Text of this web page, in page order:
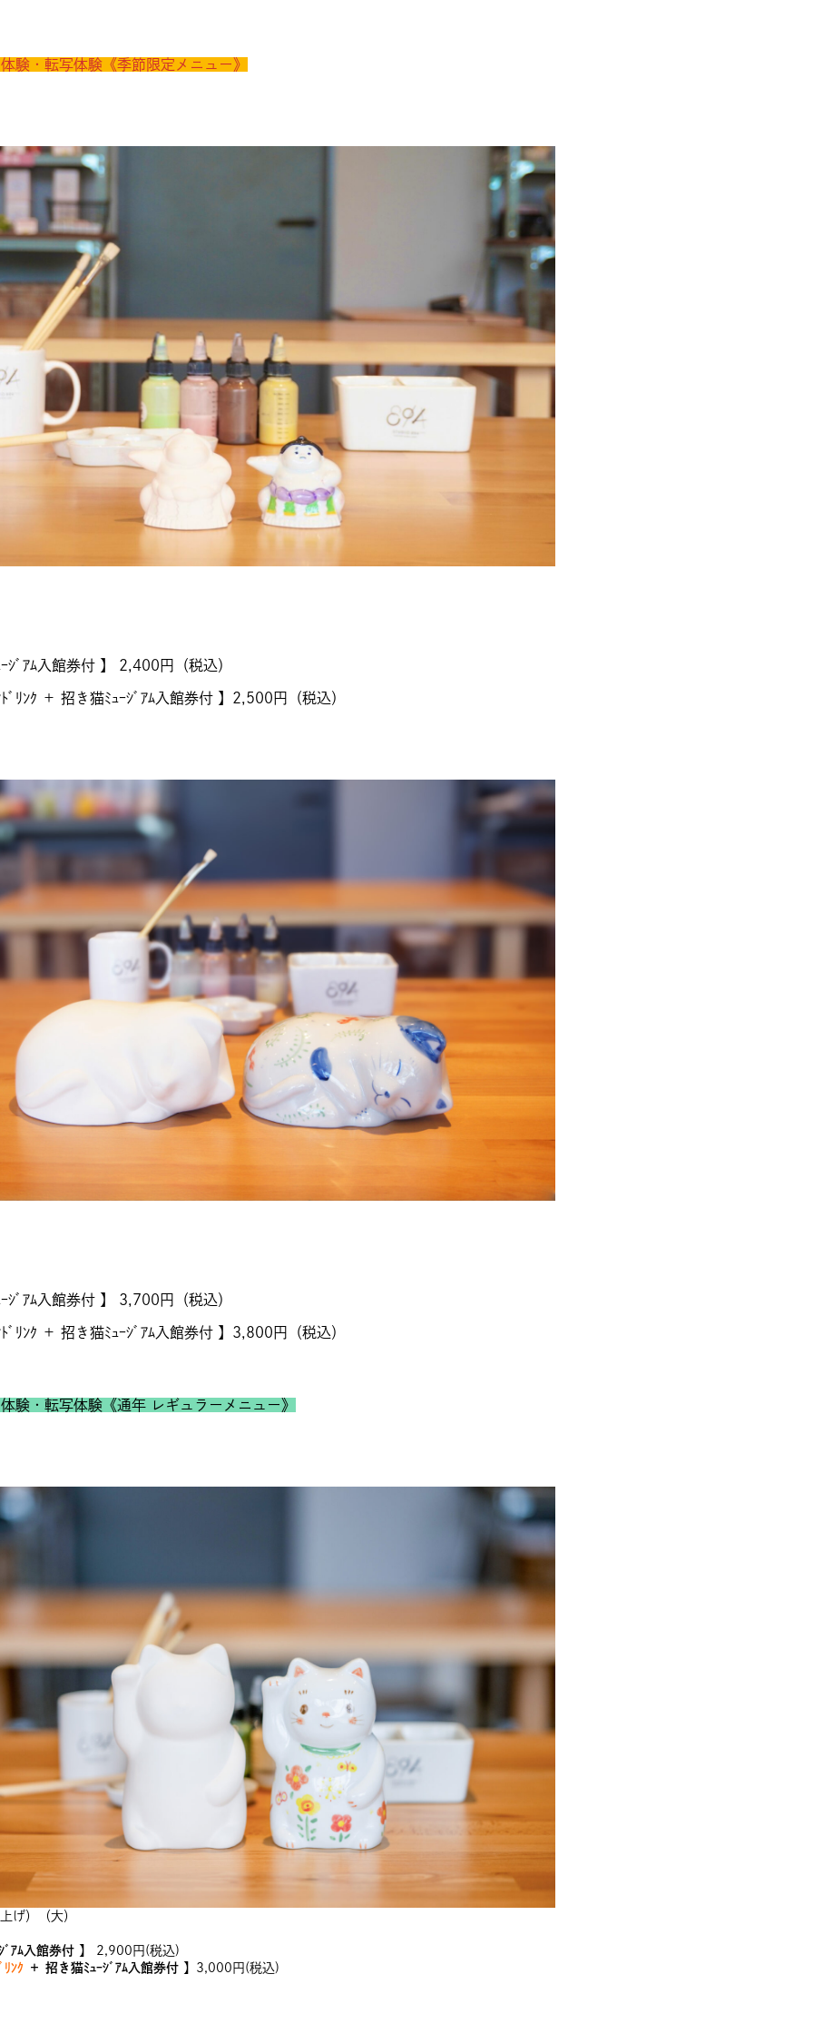
験・転写体験《季節限定メニュー》
ｼﾞｱﾑ入館券付 】 2,400円（税込）
ﾞﾘﾝｸ ＋ 招き猫ﾐｭｰｼﾞｱﾑ入館券付 】2,500円（税込）
ｼﾞｱﾑ入館券付 】 3,700円（税込）
ﾞﾘﾝｸ ＋ 招き猫ﾐｭｰｼﾞｱﾑ入館券付 】3,800円（税込）
験・転写体験《通年 レギュラーメニュー》
げ）（大）
ﾞｱﾑ入館券付 】 2,900円(税込)
ﾘﾝｸ ＋ 招き猫ﾐｭｰｼﾞｱﾑ入館券付 】 3,000円(税込)